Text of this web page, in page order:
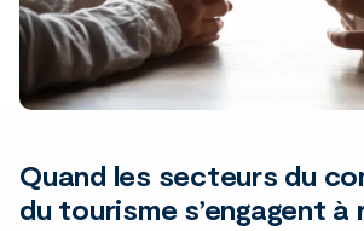
Quand les secteurs du
du tourisme s’engagent à